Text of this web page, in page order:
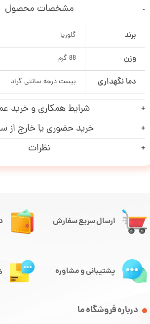
مشخصات محصول
برند گلوریا
وزن 88 گرم
دما نگهداری بیست درجه سانتی گراد
شرایط همکاری و خرید
خرید حضوری یا خارج از
نظرات
ارسال سریع سفارش
درباره فروشگاه ما
پشتیبانی و مشاوره